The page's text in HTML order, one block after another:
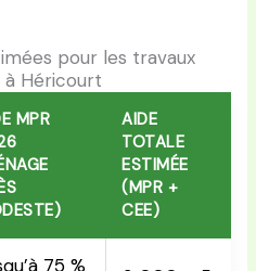
pour les travaux
Héricourt
MPR
AIDE
TOTALE
ESTIMÉE
(MPR +
CEE)
75 %